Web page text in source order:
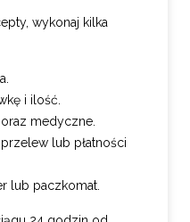
wykonaj kilka
i ilość.
medyczne.
lub płatności
lub paczkomat.